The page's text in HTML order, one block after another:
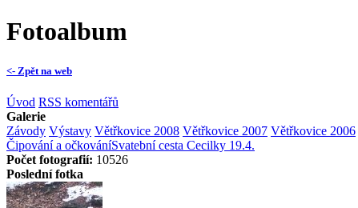
Fotoalbum
<- Zpět na web
Úvod RSS komentářů
Galerie
Závody Výstavy Větřkovice 2008 Větřkovice 2007 Větřkovice 2006
Čipování a očkováníSvatební cesta Cecilky 19.4.
Počet fotografií: 10526
Poslední fotka